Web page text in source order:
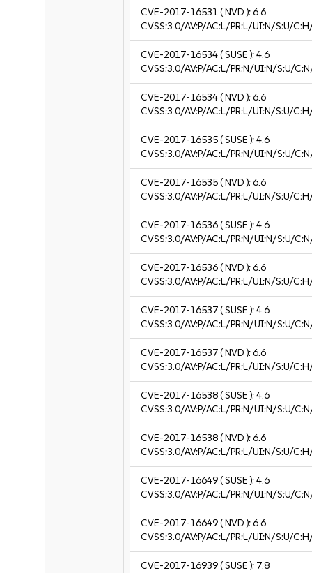
CVE-2017-16531( NVD ):6.6
CVSS:3.0/AV:P/AC:L/PR:L/UI:N/S:U/
CVE-2017-16534( SUSE ):4.6
CVSS:3.0/AV:P/AC:L/PR:N/UI:N/S:U/
CVE-2017-16534( NVD ):6.6
CVSS:3.0/AV:P/AC:L/PR:L/UI:N/S:U/
CVE-2017-16535( SUSE ):4.6
CVSS:3.0/AV:P/AC:L/PR:N/UI:N/S:U/
CVE-2017-16535( NVD ):6.6
CVSS:3.0/AV:P/AC:L/PR:L/UI:N/S:U/
CVE-2017-16536( SUSE ):4.6
CVSS:3.0/AV:P/AC:L/PR:N/UI:N/S:U/
CVE-2017-16536( NVD ):6.6
CVSS:3.0/AV:P/AC:L/PR:L/UI:N/S:U/
CVE-2017-16537( SUSE ):4.6
CVSS:3.0/AV:P/AC:L/PR:N/UI:N/S:U/
CVE-2017-16537( NVD ):6.6
CVSS:3.0/AV:P/AC:L/PR:L/UI:N/S:U/
CVE-2017-16538( SUSE ):4.6
CVSS:3.0/AV:P/AC:L/PR:N/UI:N/S:U/
CVE-2017-16538( NVD ):6.6
CVSS:3.0/AV:P/AC:L/PR:L/UI:N/S:U/
CVE-2017-16649( SUSE ):4.6
CVSS:3.0/AV:P/AC:L/PR:N/UI:N/S:U/
CVE-2017-16649( NVD ):6.6
CVSS:3.0/AV:P/AC:L/PR:L/UI:N/S:U/
CVE-2017-16939( SUSE ): 7.8